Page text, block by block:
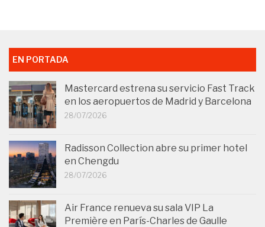
EN PORTADA
Mastercard estrena su servicio Fast Track
en los aeropuertos de Madrid y Barcelona
28/07/2026
Radisson Collection abre su primer hotel
en Chengdu
28/07/2026
Air France renueva su sala VIP La
Première en París-Charles de Gaulle